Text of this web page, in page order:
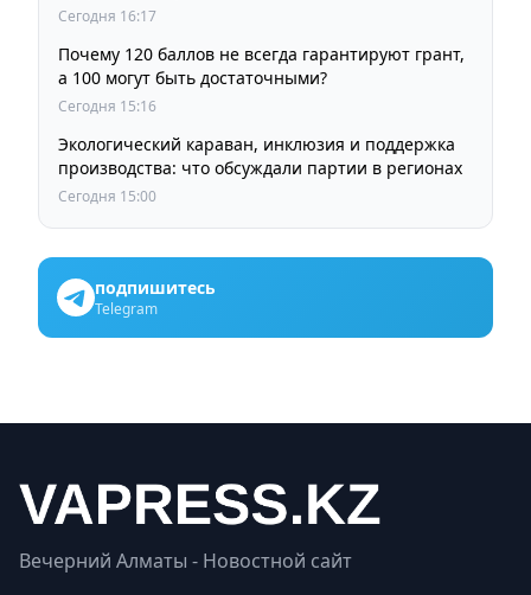
Сегодня 16:17
Почему 120 баллов не всегда гарантируют грант,
а 100 могут быть достаточными?
Сегодня 15:16
Экологический караван, инклюзия и поддержка
производства: что обсуждали партии в регионах
Сегодня 15:00
подпишитесь
Telegram
Вечерний Алматы - Новостной сайт